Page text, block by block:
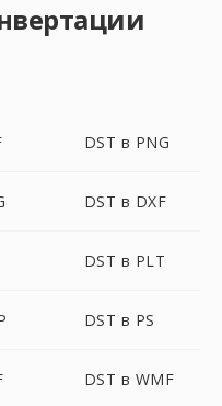
DST в PNG
DST в DXF
DST в PLT
DST в PS
DST в WMF